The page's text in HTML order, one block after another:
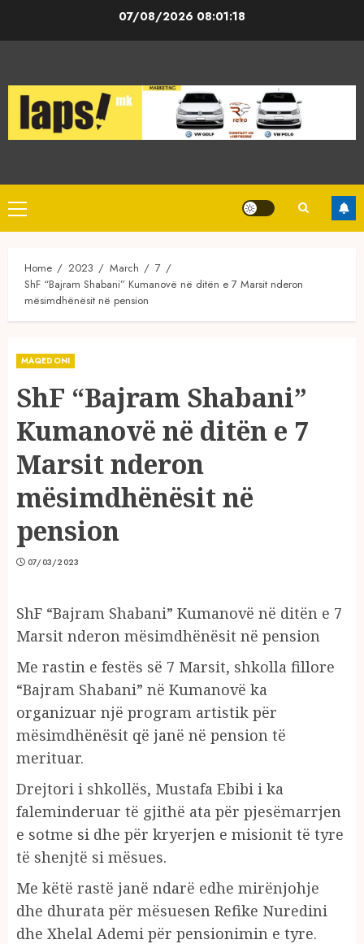
07/08/2026 08:01:18
Primary
Menu
Home 2023 March
7
ShF “Bajram Shabani” Kumanovë në ditën e 7 Marsit nderon
mësimdhënësit në pension
MAQEDONI
ShF “Bajram Shabani”
Kumanovë në ditën e 7
Marsit nderon
mësimdhënësit në
pension
07/03/2023
ShF “Bajram Shabani” Kumanovë në ditën e 7
Marsit nderon mësimdhënësit në pension
Me rastin e festës së 7 Marsit, shkolla fillore
“Bajram Shabani” në Kumanovë ka
organizuar një program artistik për
mësimdhënësit që janë në pension të
merituar.
Drejtori i shkollës, Mustafa Ebibi i ka
faleminderuar të gjithë ata për pjesëmarrjen
e sotme si dhe për kryerjen e misionit të tyre
të shenjtë si mësues.
Me këtë rastë janë ndarë edhe mirënjohje
dhe dhurata për mësuesen Refike Nuredini
dhe Xhelal Ademi për pensionimin e tyre.